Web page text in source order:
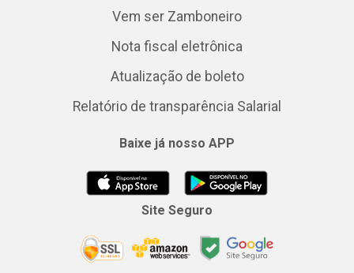
Vem ser Zamboneiro
Nota fiscal eletrônica
Atualização de boleto
Relatório de transparência Salarial
Baixe já nosso APP
Site Seguro